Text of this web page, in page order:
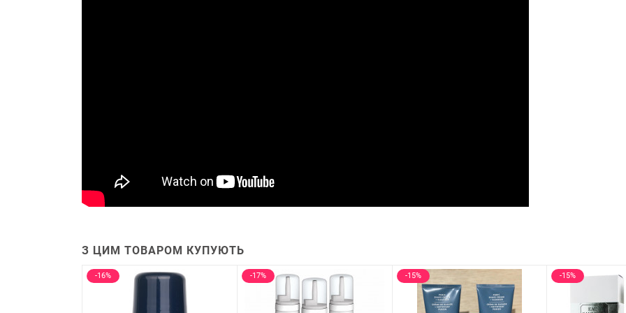
З ЦИМ ТОВАРОМ КУПУЮТЬ
-16% -17% -15% -15%